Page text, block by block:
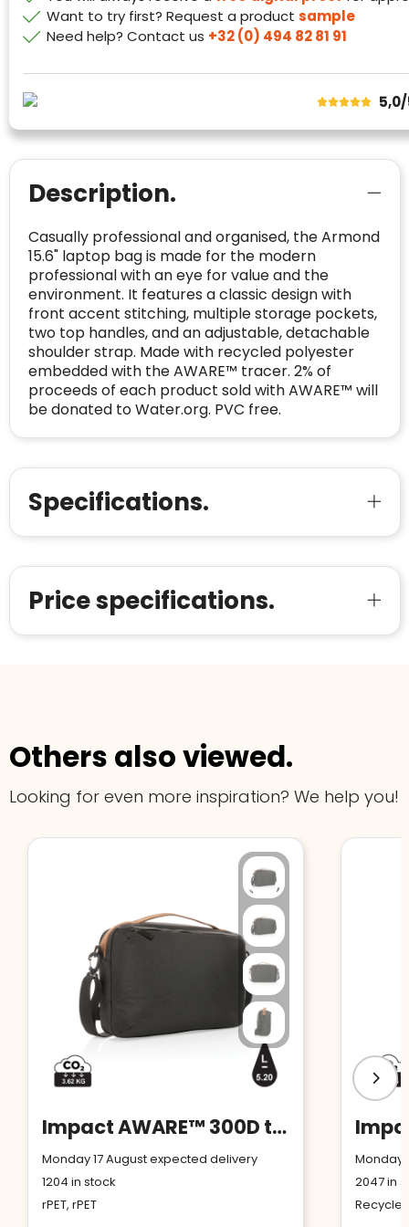
Want to try first? Request a product sample
Need help? Contact us +32 (0) 494 82 81 91
Description.
Casually professional and organised, the Armond
15.6" laptop bag is made for the modern
professional with an eye for value and the
environment. It features a classic design with
front accent stitching, multiple storage pockets,
two top handles, and an adjustable, detachable
shoulder strap. Made with recycled polyester
embedded with the AWARE™ tracer. 2% of
proceeds of each product sold with AWARE™ will
be donated to Water.org. PVC free.
Specifications.
Price specifications.
Others also viewed.
Looking for even more inspiration? We help you!
Impact AWARE™ 300D two tone deluxe 15.6" laptop bag
Monday 17 August expected delivery
1204 in stock
rPET, rPET
Monday
2047in
BEDRIJFSGEGEVENS
Oprichting van de
2026
Aantal werknemers
Trustindex-certificaat
starten:
2026-04-22
Blacklist Geen site op de zwarte lijst
Websites die consequent een hoog niveau
van klanttevredenheid handhaven en
veiligheidsprotocol, kunnen Trustindex-
naar de certificaten van Trustindex en koopt u
met vertrouwen!
Voor bedrijven
Bouwt u vertrouwen op en verhoogt u uw
verkoop met de Trustindex-certificaat.
Meer informatie»